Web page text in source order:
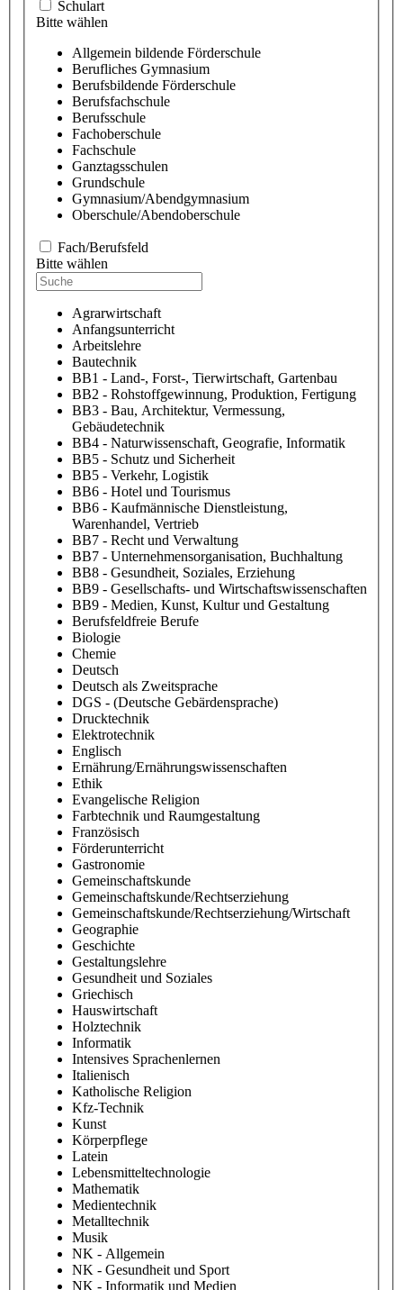
Schulart
Bitte wählen
Allgemein bildende Förderschule
Berufliches Gymnasium
Berufsbildende Förderschule
Berufsfachschule
Berufsschule
Fachoberschule
Fachschule
Ganztagsschulen
Grundschule
Gymnasium/Abendgymnasium
Oberschule/Abendoberschule
Fach/Berufsfeld
Bitte wählen
Agrarwirtschaft
Anfangsunterricht
Arbeitslehre
Bautechnik
BB1 - Land-, Forst-, Tierwirtschaft, Gartenbau
BB2 - Rohstoffgewinnung, Produktion, Fertigung
BB3 - Bau, Architektur, Vermessung,
Gebäudetechnik
BB4 - Naturwissenschaft, Geografie, Informatik
BB5 - Schutz und Sicherheit
BB5 - Verkehr, Logistik
BB6 - Hotel und Tourismus
BB6 - Kaufmännische Dienstleistung,
Warenhandel, Vertrieb
BB7 - Recht und Verwaltung
BB7 - Unternehmensorganisation, Buchhaltung
BB8 - Gesundheit, Soziales, Erziehung
BB9 - Gesellschafts- und Wirtschaftswissenschaften
BB9 - Medien, Kunst, Kultur und Gestaltung
Berufsfeldfreie Berufe
Biologie
Chemie
Deutsch
Deutsch als Zweitsprache
DGS - (Deutsche Gebärdensprache)
Drucktechnik
Elektrotechnik
Englisch
Ernährung/Ernährungswissenschaften
Ethik
Evangelische Religion
Farbtechnik und Raumgestaltung
Französisch
Förderunterricht
Gastronomie
Gemeinschaftskunde
Gemeinschaftskunde/Rechtserziehung
Gemeinschaftskunde/Rechtserziehung/Wirtschaft
Geographie
Geschichte
Gestaltungslehre
Gesundheit und Soziales
Griechisch
Hauswirtschaft
Holztechnik
Informatik
Intensives Sprachenlernen
Italienisch
Katholische Religion
Kfz-Technik
Kunst
Körperpflege
Latein
Lebensmitteltechnologie
Mathematik
Medientechnik
Metalltechnik
Musik
NK - Allgemein
NK - Gesundheit und Sport
NK - Informatik und Medien